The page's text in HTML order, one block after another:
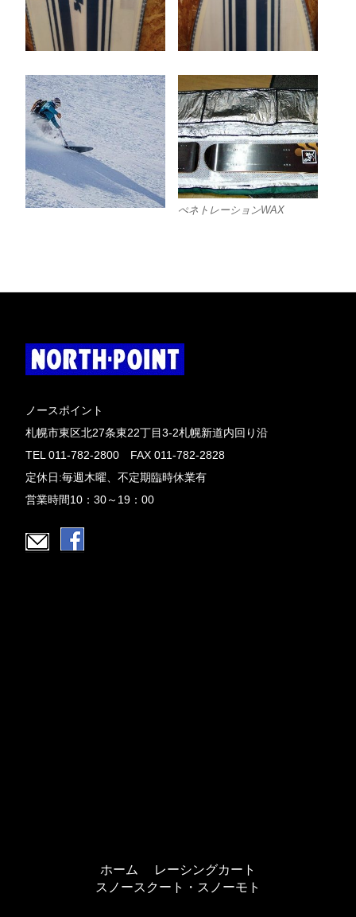
ぺネトレーションWAX
ノースポイント
札幌市東区北27条東22丁目3-2札幌新道内回り沿
TEL 011-782-2800 FAX 011-782-2828
定休日:毎週木曜、不定期臨時休業有
営業時間10：30～19：00
ホーム
レーシングカート
スノースクート・スノーモト